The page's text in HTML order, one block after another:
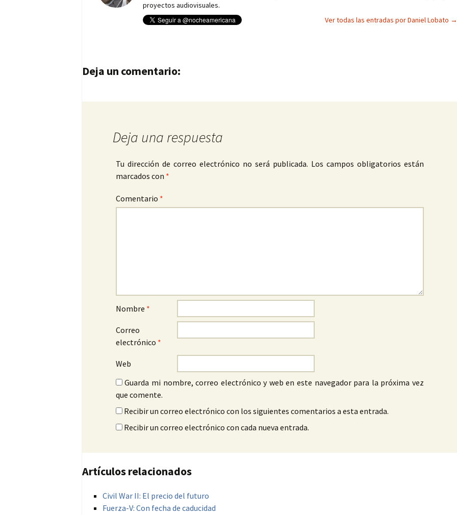
proyectos audiovisuales.
Ver todas las entradas por Daniel Lobato →
Navegación de entradas
Deja un comentario:
Deja una respuesta
Tu dirección de correo electrónico no será publicada. Los campos obligatorios están
marcados con *
Comentario *
Nombre *
Correo
electrónico *
Web
Guarda mi nombre, correo electrónico y web en este navegador para la próxima vez
que comente.
Recibir un correo electrónico con los siguientes comentarios a esta entrada.
Recibir un correo electrónico con cada nueva entrada.
Artículos relacionados
Civil War II: El precio del futuro
Fuerza-V: Con fecha de caducidad